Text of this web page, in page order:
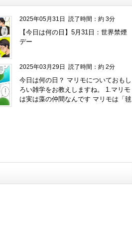
2025年05月31日 読了時間：約 3分
【今日は何の日】5月31日：世界禁煙
デー
2025年03月29日 読了時間：約 2分
今日は何の日？ マリモについておもし
ろい雑学をお教えしますね。 1.マリモ
は実は藻の仲間なんです マリモは「毬
で、現在は保護されています。そのた